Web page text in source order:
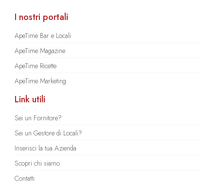
I nostri portali
ApeTime Bar e Locali
ApeTime Magazine
ApeTime Ricette
ApeTime Marketing
Link utili
Sei un Fornitore?
Sei un Gestore di Locali?
Inserisci la tua Azienda
Scopri chi siamo
Contatti